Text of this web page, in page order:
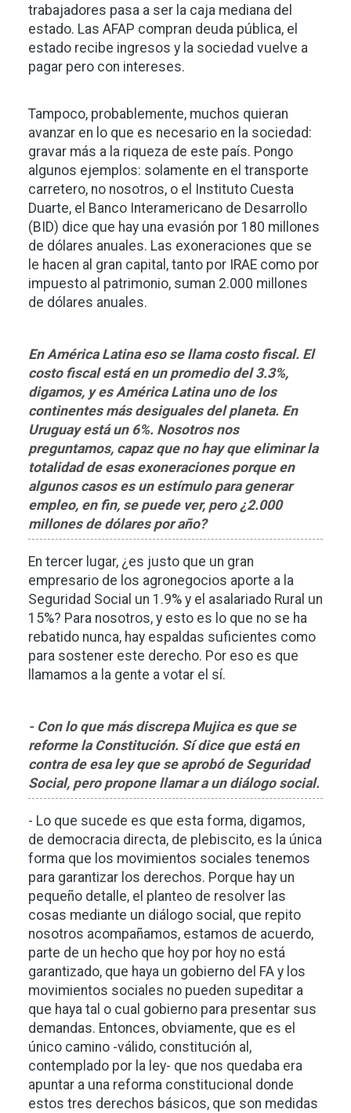
trabajadores pasa a ser la caja mediana del
estado. Las AFAP compran deuda pública, el
estado recibe ingresos y la sociedad vuelve a
pagar pero con intereses.
Tampoco, probablemente, muchos quieran
avanzar en lo que es necesario en la sociedad:
gravar más a la riqueza de este país. Pongo
algunos ejemplos: solamente en el transporte
carretero, no nosotros, o el Instituto Cuesta
Duarte, el Banco Interamericano de Desarrollo
(BID) dice que hay una evasión por 180 millones
de dólares anuales. Las exoneraciones que se
le hacen al gran capital, tanto por IRAE como por
impuesto al patrimonio, suman 2.000 millones
de dólares anuales.
En América Latina eso se llama costo fiscal. El
costo fiscal está en un promedio del 3.3%,
digamos, y es América Latina uno de los
continentes más desiguales del planeta. En
Uruguay está un 6%. Nosotros nos
preguntamos, capaz que no hay que eliminar la
totalidad de esas exoneraciones porque en
algunos casos es un estímulo para generar
empleo, en fin, se puede ver, pero ¿2.000
millones de dólares por año?
En tercer lugar, ¿es justo que un gran
empresario de los agronegocios aporte a la
Seguridad Social un 1.9% y el asalariado Rural un
15%? Para nosotros, y esto es lo que no se ha
rebatido nunca, hay espaldas suficientes como
para sostener este derecho. Por eso es que
llamamos a la gente a votar el sí.
- Con lo que más discrepa Mujica es que se
reforme la Constitución. Sí dice que está en
contra de esa ley que se aprobó de Seguridad
Social, pero propone llamar a un diálogo social.
- Lo que sucede es que esta forma, digamos,
de democracia directa, de plebiscito, es la única
forma que los movimientos sociales tenemos
para garantizar los derechos. Porque hay un
pequeño detalle, el planteo de resolver las
cosas mediante un diálogo social, que repito
nosotros acompañamos, estamos de acuerdo,
parte de un hecho que hoy por hoy no está
garantizado, que haya un gobierno del FA y los
movimientos sociales no pueden supeditar a
que haya tal o cual gobierno para presentar sus
demandas. Entonces, obviamente, que es el
único camino -válido, constitución al,
contemplado por la ley- que nos quedaba era
apuntar a una reforma constitucional donde
estos tres derechos básicos, que son medidas